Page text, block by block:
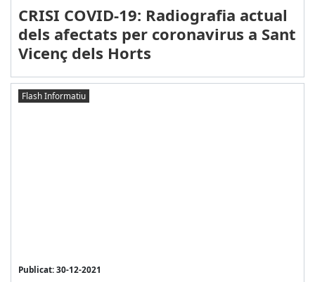
CRISI COVID-19: Radiografia actual
dels afectats per coronavirus a Sant
Vicenç dels Horts
Flash Informatiu
Publicat: 30-12-2021